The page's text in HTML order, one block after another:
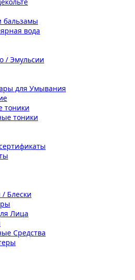
бальзамы
вода
/ Эмульсии
для Умывания
тоники
тоники
Блески
Лица
Средства